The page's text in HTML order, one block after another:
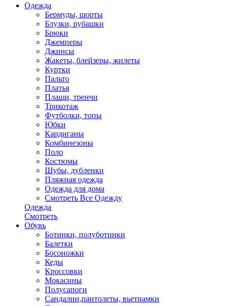
Одежда
Бермуды, шорты
Блузки, рубашки
Брюки
Джемперы
Джинсы
Жакеты, блейзеры, жилеты
Куртки
Пальто
Платья
Плащи, тренчи
Трикотаж
Футболки, топы
Юбки
Кардиганы
Комбинезоны
Поло
Костюмы
Шубы, дубленки
Пляжная одежда
Одежда для дома
Смотреть Все Одежду
Одежда
Смотреть
Обувь
Ботинки, полуботинки
Балетки
Босоножки
Кеды
Кроссовки
Мокасины
Полусапоги
Сандалии,пантолеты, вьетнамки